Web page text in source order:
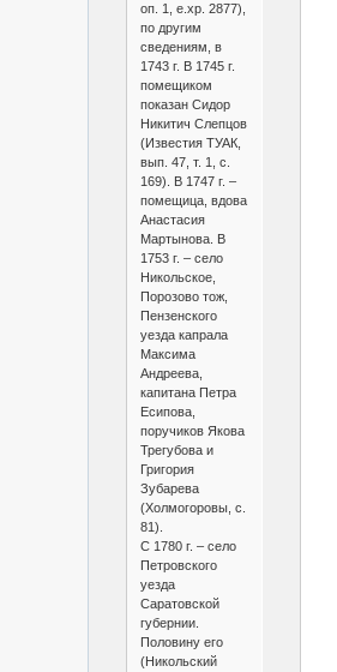
оп. 1, е.хр. 2877),
по другим
сведениям, в
1743 г. В 1745 г.
помещиком
показан Сидор
Никитич Слепцов
(Известия ТУАК,
вып. 47, т. 1, с.
169). В 1747 г. –
помещица, вдова
Анастасия
Мартынова. В
1753 г. – село
Никольское,
Порозово тож,
Пензенского
уезда капрала
Максима
Андреева,
капитана Петра
Есипова,
поручиков Якова
Трегубова и
Григория
Зубарева
(Холмогоровы, с.
81).
С 1780 г. – село
Петровского
уезда
Саратовской
губернии.
Половину его
(Никольский